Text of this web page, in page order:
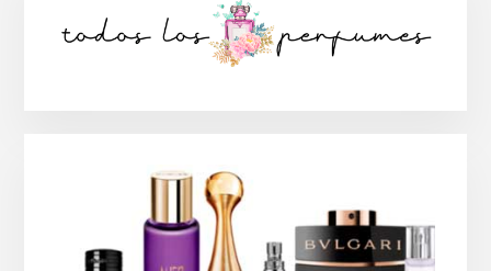
lateral